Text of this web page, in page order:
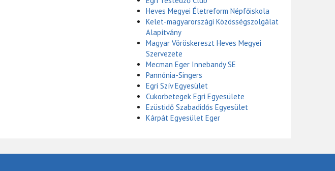
Heves Megyei Életreform Népfőiskola
Kelet-magyarországi Közösségszolgálat
Alapítvány
Magyar Vöröskereszt Heves Megyei
Szervezete
Mecman Eger Innebandy SE
Pannónia-Singers
Egri Szív Egyesület
Cukorbetegek Egri Egyesülete
Ezüstidő Szabadidős Egyesület
Kárpát Egyesület Eger